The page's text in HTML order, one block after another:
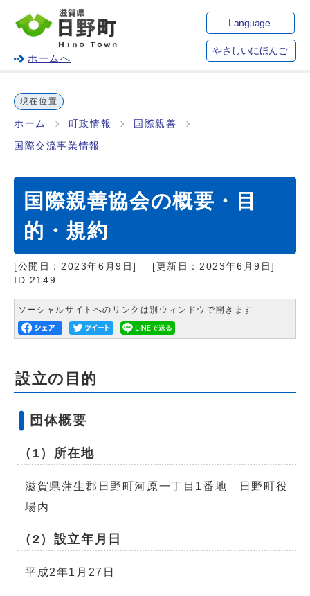
ホームへ
Language
やさしいにほんご
現在位置
ホーム 町政情報 国際親善
国際交流事業情報
国際親善協会の概要・目
的・規約
[公開日： 2023年6月9日] [更新日： 2023年6月9日]
ID:2149
ソーシャルサイトへのリンクは別ウィンドウで開きます
設立の目的
団体概要
（1）所在地
滋賀県蒲生郡日野町河原一丁目1番地 日野町役
場内
（2）設立年月日
平成2年1月27日